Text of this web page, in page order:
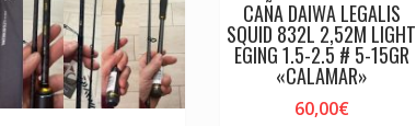
CAÑA DAIWA LEGALIS
SQUID 832L 2,52M LIGHT
EGING 1.5-2.5 # 5-15GR
«CALAMAR»
60,00€